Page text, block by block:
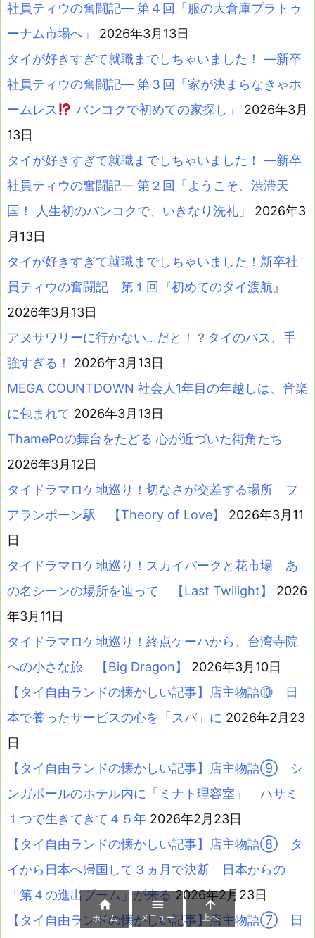
社員ティウの奮闘記― 第４回「服の大倉庫プラトゥ
ーナム市場へ」
2026年3月13日
タイが好きすぎて就職までしちゃいました！ ―新卒
社員ティウの奮闘記― 第３回「家が決まらなきゃホ
ームレス
バンコクで初めての家探し」
2026年3月
13日
タイが好きすぎて就職までしちゃいました！ ―新卒
社員ティウの奮闘記― 第２回「ようこそ、渋滞天
国！ 人生初のバンコクで、いきなり洗礼」
2026年3
月13日
タイが好きすぎて就職までしちゃいました！新卒社
員ティウの奮闘記 第１回『初めてのタイ渡航』
2026年3月13日
アヌサワリーに行かない…だと！？タイのバス、手
強すぎる！
2026年3月13日
MEGA COUNTDOWN 社会人1年目の年越しは、音楽
に包まれて 2026年3月13日
ThamePoの舞台をたどる 心が近づいた街角たち
2026年3月12日
タイドラマロケ地巡り！切なさが交差する場所 フ
アランポーン駅 【Theory of Love】
2026年3月11
日
タイドラマロケ地巡り！スカイパークと花市場 あ
の名シーンの場所を辿って 【Last Twilight】
2026
年3月11日
タイドラマロケ地巡り！終点ケーハから、台湾寺院
への小さな旅 【Big Dragon】
2026年3月10日
【タイ自由ランドの懐かしい記事】店主物語⑩ 日
本で養ったサービスの心を「スパ」に 2026年2月23
日
【タイ自由ランドの懐かしい記事】店主物語⑨ シ
ンガポールのホテル内に「ミナト理容室」 ハサミ
１つで生きてきて４５年 2026年2月23日
【タイ自由ランドの懐かしい記事】店主物語⑧ タ
イから日本へ帰国して３ヵ月で決断 日本からの
「第４の進出ブーム」が来る 2026年2月23日
【タイ自由ランドの懐かしい記事】店主物語⑦ 日

ホーム

メニュー

上へ